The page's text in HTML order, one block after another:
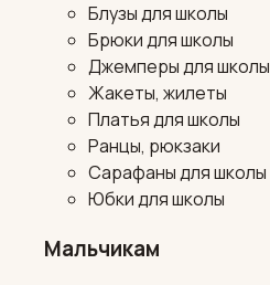
Блузы для школы
Брюки для школы
Джемперы для школы
Жакеты, жилеты
Платья для школы
Ранцы, рюкзаки
Сарафаны для школы
Юбки для школы
Мальчикам